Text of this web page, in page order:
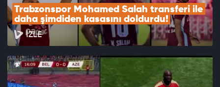
Trabzonspor Mohamed Salah transferi ile
daha şimdiden kasasını doldurdu!
İZLE